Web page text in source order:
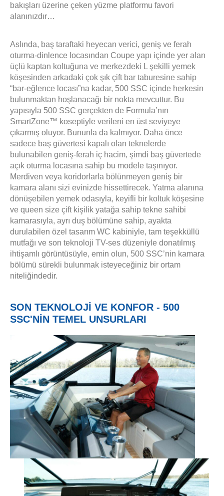
bakışları üzerine çeken yüzme platformu favori
alanınızdır…
Aslında, baş taraftaki heyecan verici, geniş ve ferah
oturma-dinlence locasından Coupe yapı içinde yer alan
üçlü kaptan koltuğuna ve merkezdeki L şekilli yemek
köşesinden arkadaki çok şık çift bar taburesine sahip
“bar-eğlence locası”na kadar, 500 SSC içinde herkesin
bulunmaktan hoşlanacağı bir nokta mevcuttur. Bu
yapısıyla 500 SSC gerçekten de Formula’nın
SmartZone™ koseptiyle verileni en üst seviyeye
çıkarmış oluyor. Bununla da kalmıyor. Daha önce
sadece baş güvertesi kapalı olan teknelerde
bulunabilen geniş-ferah iç hacim, şimdi baş güvertede
açık oturma locasına sahip bu modele taşınıyor.
Merdiven veya koridorlarla bölünmeyen geniş bir
kamara alanı sizi evinizde hissettirecek. Yatma alanına
dönüşebilen yemek odasıyla, keyifli bir koltuk köşesine
ve queen size çift kişilik yatağa sahip tekne sahibi
kamarasıyla, ayrı duş bölümüne sahip, ayakta
durulabilen özel tasarım WC kabiniyle, tam teşekküllü
mutfağı ve son teknoloji TV-ses düzeniyle donatılmış
ihtişamlı görüntüsüyle, emin olun, 500 SSC’nin kamara
bölümü sürekli bulunmak isteyeceğiniz bir ortam
niteliğindedir.
SON TEKNOLOJİ VE KONFOR - 500
SSC'NİN TEMEL UNSURLARI